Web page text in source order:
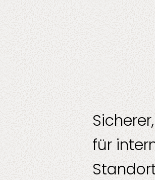
für